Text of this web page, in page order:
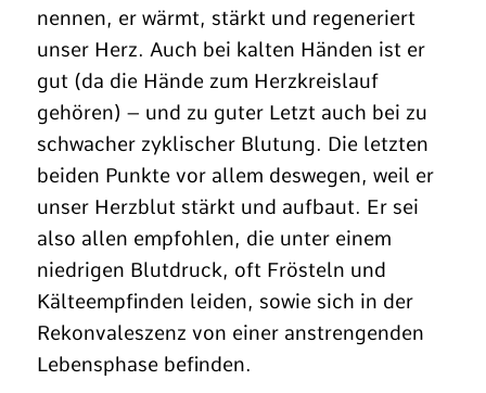
nennen, er wärmt, stärkt und regeneriert
unser Herz. Auch bei kalten Händen ist er
gut (da die Hände zum Herzkreislauf
gehören) – und zu guter Letzt auch bei zu
schwacher zyklischer Blutung. Die letzten
beiden Punkte vor allem deswegen, weil er
unser Herzblut stärkt und aufbaut. Er sei
also allen empfohlen, die unter einem
niedrigen Blutdruck, oft Frösteln und
Kälteempfinden leiden, sowie sich in der
Rekonvaleszenz von einer anstrengenden
Lebensphase befinden.